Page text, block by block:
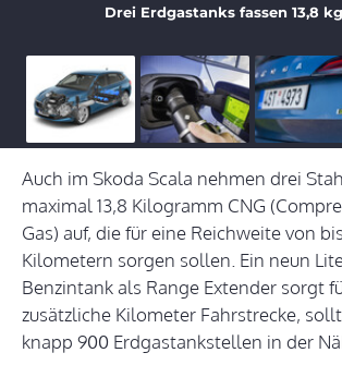
Drei Erdgastanks fassen 13,8
Auch im Skoda Scala nehmen drei
maximal 13,8 Kilogramm CNG
Gas) auf, die für eine Reichweite von
Kilometern sorgen sollen. Ein neun
Benzintank als Range Extender sorgt
zusätzliche Kilometer Fahrstrecke,
knapp 900 Erdgastankstellen in der